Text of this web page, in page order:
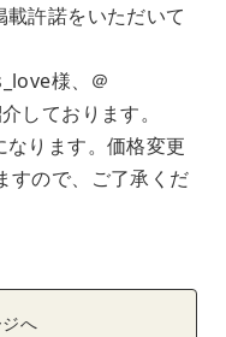
許諾をいただいて
様、＠
しております。
ります。価格変更
すので、ご了承くだ
へ